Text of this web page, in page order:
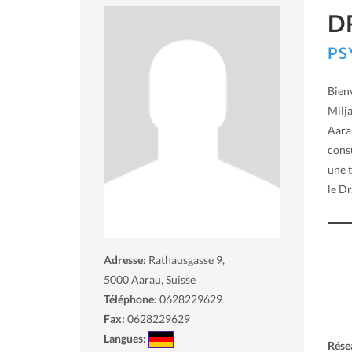
Adresse: Rathausgasse 9,
5000Aarau, Suisse
Téléphone: 0628229629
Fax: 0628229629
Langues:
une
le